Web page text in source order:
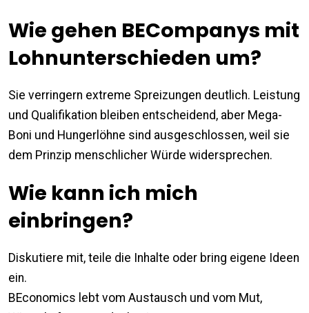
Wie gehen BECompanys mit
Lohnunterschieden um?
Sie verringern extreme Spreizungen deutlich. Leistung
und Qualifikation bleiben entscheidend, aber Mega-
Boni und Hungerlöhne sind ausgeschlossen, weil sie
dem Prinzip menschlicher Würde widersprechen.
Wie kann ich mich
einbringen?
Diskutiere mit, teile die Inhalte oder bring eigene Ideen
ein.
BEconomics lebt vom Austausch und vom Mut,